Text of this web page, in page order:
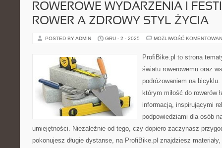
ROWEROWE WYDARZENIA I
ROWER A ZDROWY STYL ŻYCIA
POSTED BY ADMIN GRU - 2 - 2025 MOŻLIWOŚĆ
ProfiBike.pl to strona
światu rowerowemu oraz
podróżowaniem na bicyklu.
którym miłość do rowerów
informacją, inspirującymi
podpowiedziami dla osób
umiejętności. Niezależnie od tego, czy dopiero zaczynasz
pokonujesz długie dystanse, na ProfiBike.pl znajdziesz